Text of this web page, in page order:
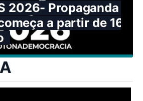
2026- Propaganda
a partir de 16